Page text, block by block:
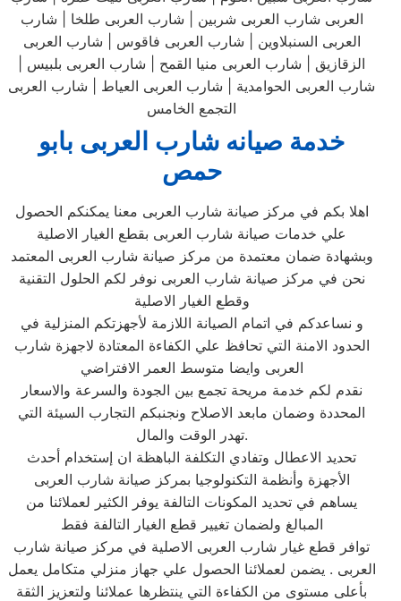
العربى شارب العربى شربين | شارب العربى طلخا | شارب
العربى السنبلاوين | شارب العربى فاقوس | شارب العربى
الزقازيق | شارب العربى منيا القمح | شارب العربى بلبيس |
شارب العربى الحوامدية | شارب العربى العياط | شارب العربى
التجمع الخامس
خدمة صيانه شارب العربى بابو
حمص
اهلا بكم في مركز صيانة شارب العربى معنا يمكنكم الحصول
علي خدمات صيانة شارب العربى بقطع الغيار الاصلية
وبشهادة ضمان معتمدة من مركز صيانة شارب العربى المعتمد
نحن في مركز صيانة شارب العربى نوفر لكم الحلول التقنية
وقطع الغيار الاصلية
و نساعدكم في اتمام الصيانة اللازمة لأجهزتكم المنزلية في
الحدود الامنة التي تحافظ علي الكفاءة المعتادة لاجهزة شارب
العربى وايضا متوسط العمر الافتراضي
نقدم لكم خدمة مريحة تجمع بين الجودة والسرعة والاسعار
المحددة وضمان مابعد الاصلاح ونجنبكم التجارب السيئة التي
تهدر الوقت والمال.
تحديد الاعطال وتفادي التكلفة الباهظة ان إستخدام أحدث
الأجهزة وأنظمة التكنولوجيا بمركز صيانة شارب العربى
يساهم في تحديد المكونات التالفة يوفر الكثير لعملائنا من
المبالغ ولضمان تغيير قطع الغيار التالفة فقط
توافر قطع غيار شارب العربى الاصلية في مركز صيانة شارب
العربى . يضمن لعملائنا الحصول علي جهاز منزلي متكامل يعمل
بأعلى مستوى من الكفاءة التي ينتظرها عملائنا ولتعزيز الثقة